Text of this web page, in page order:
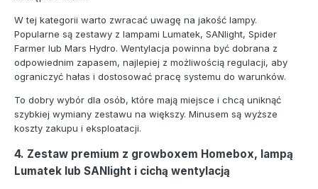
W tej kategorii warto zwracać uwagę na jakość lampy.
Popularne są zestawy z lampami Lumatek, SANlight, Spider
Farmer lub Mars Hydro. Wentylacja powinna być dobrana z
odpowiednim zapasem, najlepiej z możliwością regulacji, aby
ograniczyć hałas i dostosować pracę systemu do warunków.
To dobry wybór dla osób, które mają miejsce i chcą uniknąć
szybkiej wymiany zestawu na większy. Minusem są wyższe
koszty zakupu i eksploatacji.
4. Zestaw premium z growboxem Homebox, lampą
Lumatek lub SANlight i cichą wentylacją